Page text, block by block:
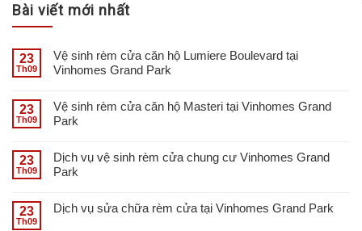
Bài viết mới nhất
23
Th09
Vệ sinh rèm cửa căn hộ Lumiere Boulevard tại
Vinhomes Grand Park
23
Th09
Vệ sinh rèm cửa căn hộ Masteri tại Vinhomes Grand
Park
23
Th09
Dịch vụ vệ sinh rèm cửa chung cư Vinhomes Grand
Park
23
Th09
Dịch vụ sửa chữa rèm cửa tại Vinhomes Grand Park